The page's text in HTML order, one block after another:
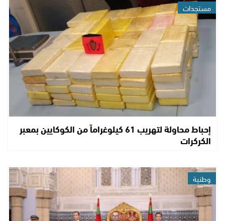
مستجدات
إحباط محاولة لتهريب 61 كيلوغراماً من الكوكايين بمعبر
الكركرات
وطنية